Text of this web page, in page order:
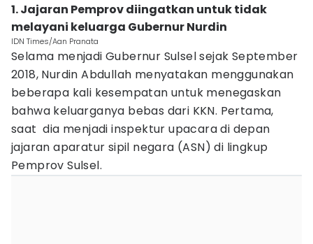
1. Jajaran Pemprov diingatkan untuk tidak
melayani keluarga Gubernur Nurdin
IDN Times/Aan Pranata
Selama menjadi Gubernur Sulsel sejak September
2018, Nurdin Abdullah menyatakan menggunakan
beberapa kali kesempatan untuk menegaskan
bahwa keluarganya bebas dari KKN. Pertama,
saat dia menjadi inspektur upacara di depan
jajaran aparatur sipil negara (ASN) di lingkup
Pemprov Sulsel.